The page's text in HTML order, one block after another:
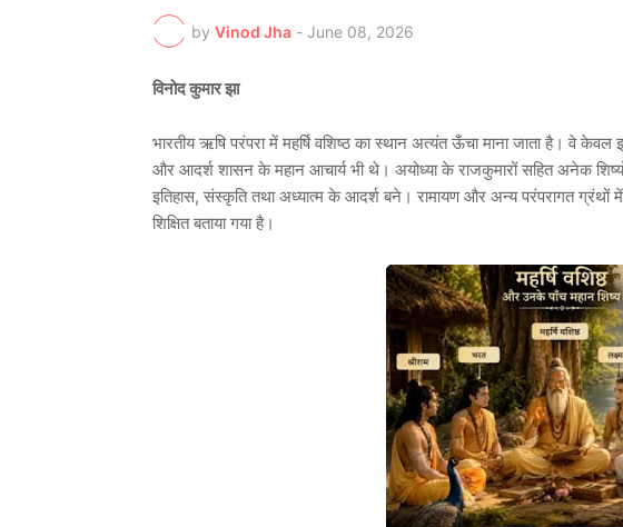
by Vinod Jha - June 08, 2026
विनोद कुमार झा
भारतीय ऋषि परंपरा में महर्षि वशिष्ठ का स्थान अत्यंत ऊँचा माना जाता है। वे
और आदर्श शासन के महान आचार्य भी थे। अयोध्या के राजकुमारों सहित अनेक
इतिहास, संस्कृति तथा अध्यात्म के आदर्श बने। रामायण और अन्य परंपरागत ग्रंथों
शिक्षित बताया गया है।